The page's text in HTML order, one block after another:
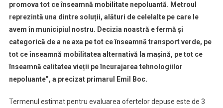
promova tot ce înseamnă mobilitate nepoluantă. Metroul
reprezintă una dintre soluții, alături de celelalte pe care le
avem în municipiul nostru. Decizia noastră e fermă și
categorică de a ne axa pe tot ce înseamnă transport verde, pe
tot ce înseamnă mobilitatea alternativă la mașină, pe tot ce
înseamnă calitatea vieții pe încurajarea tehnologiilor
nepoluante”, a precizat primarul Emil Boc.
Termenul estimat pentru evaluarea ofertelor depuse este de 3